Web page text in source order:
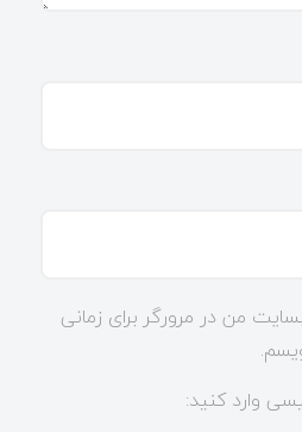
من در مرورگر برای زمانی
وارد کنید: